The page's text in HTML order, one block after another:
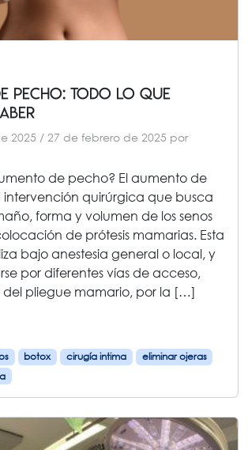
pecho: Todo lo que
2025 / 27 de febrero de 2025 por
de pecho? El aumento de
intervención quirúrgica que busca
forma y volumen de los senos
de prótesis mamarias. Esta
bajo anestesia general o local, y
por diferentes vías de acceso,
pliegue mamario, por la […]
botox cirugía intima
eliminar ojeras